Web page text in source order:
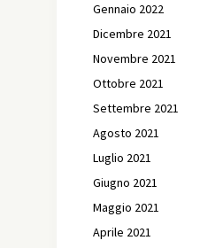
Gennaio 2022
Dicembre 2021
Novembre 2021
Ottobre 2021
Settembre 2021
Agosto 2021
Luglio 2021
Giugno 2021
Maggio 2021
Aprile 2021